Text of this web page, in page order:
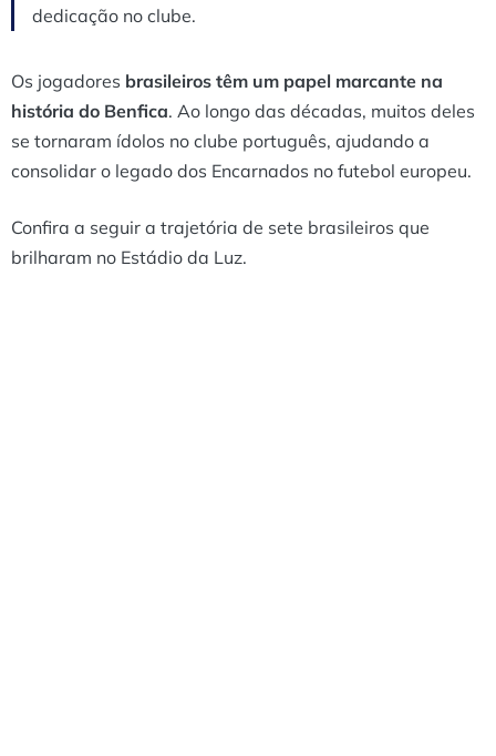
dedicação no clube.
Os jogadores brasileiros têm um papel marcante na
história do Benfica. Ao longo das décadas, muitos deles
se tornaram ídolos no clube português, ajudando a
consolidar o legado dos Encarnados no futebol europeu.
Confira a seguir a trajetória de sete brasileiros que
brilharam no Estádio da Luz.